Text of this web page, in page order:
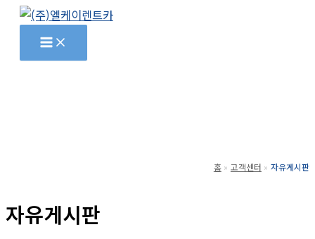
홈 고객센터 자유게시판
자유게시판